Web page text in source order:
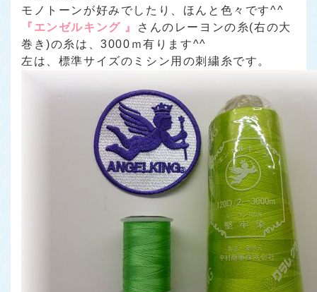
モノトーンが好みでしたり、ほんと色々です^^
『エンゼルキング 』
さんのレーヨンの糸(右の大
巻き)の糸は、3000ｍ有ります^^
左は、標準サイズのミシン用の刺繍糸です。